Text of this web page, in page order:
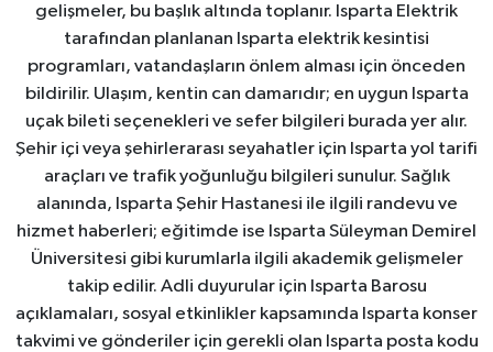
gelişmeler, bu başlık altında toplanır. Isparta Elektrik
tarafından planlanan Isparta elektrik kesintisi
programları, vatandaşların önlem alması için önceden
bildirilir. Ulaşım, kentin can damarıdır; en uygun Isparta
uçak bileti seçenekleri ve sefer bilgileri burada yer alır.
Şehir içi veya şehirlerarası seyahatler için Isparta yol tarifi
araçları ve trafik yoğunluğu bilgileri sunulur. Sağlık
alanında, Isparta Şehir Hastanesi ile ilgili randevu ve
hizmet haberleri; eğitimde ise Isparta Süleyman Demirel
Üniversitesi gibi kurumlarla ilgili akademik gelişmeler
takip edilir. Adli duyurular için Isparta Barosu
açıklamaları, sosyal etkinlikler kapsamında Isparta konser
takvimi ve gönderiler için gerekli olan Isparta posta kodu